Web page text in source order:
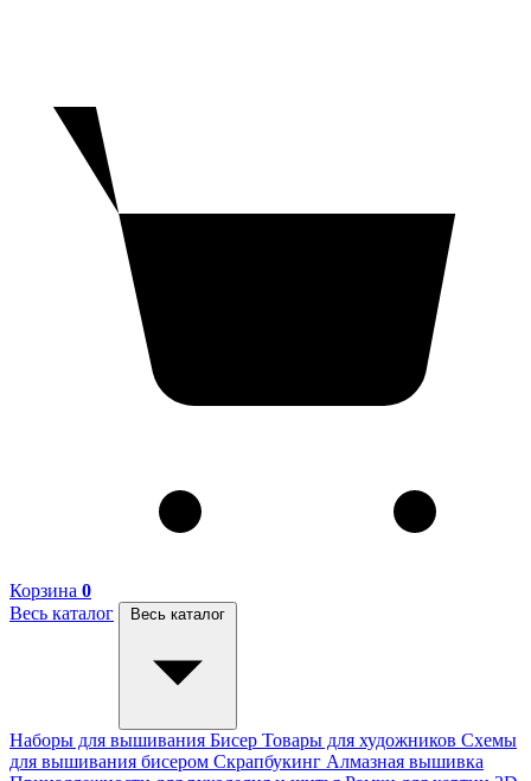
Корзина 0
Весь каталог
Весь каталог
Наборы для вышивания Бисер Товары для художников Схемы
для вышивания бисером Скрапбукинг Алмазная вышивка